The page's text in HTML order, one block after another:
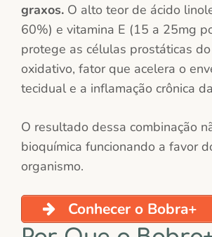
graxos. O alto teor de ácido
60%) e vitamina E (15 a 25mg
protege as células prostáticas
oxidativo, fator que acelera o
tecidual e a inflamação crônica
O resultado dessa combinação
bioquímica funcionando a favor
organismo.
Conhecer o Bobra+